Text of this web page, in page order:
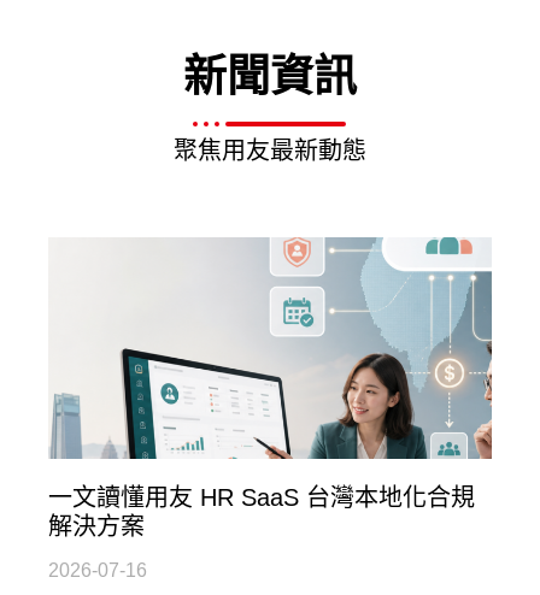
新聞資訊
聚焦用友最新動態
一文讀懂用友 HR SaaS 台灣本地化合規
解決方案
2026-07-16